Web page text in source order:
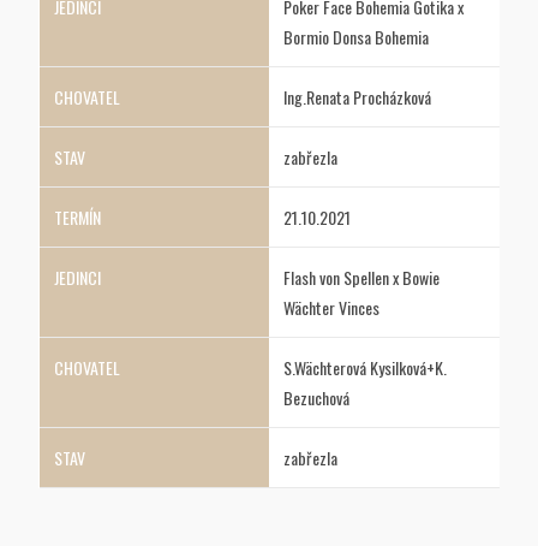
Poker Face Bohemia Gotika x
Bormio Donsa Bohemia
Ing.Renata Procházková
zabřezla
21.10.2021
Flash von Spellen x Bowie
Wächter Vinces
S.Wächterová Kysilková+K.
Bezuchová
zabřezla